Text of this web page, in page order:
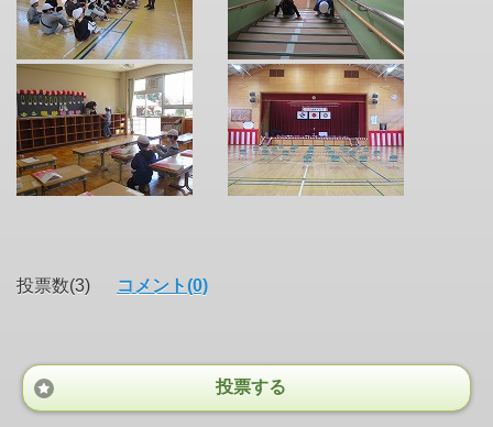
投票数(3) コメント(0)
投票する